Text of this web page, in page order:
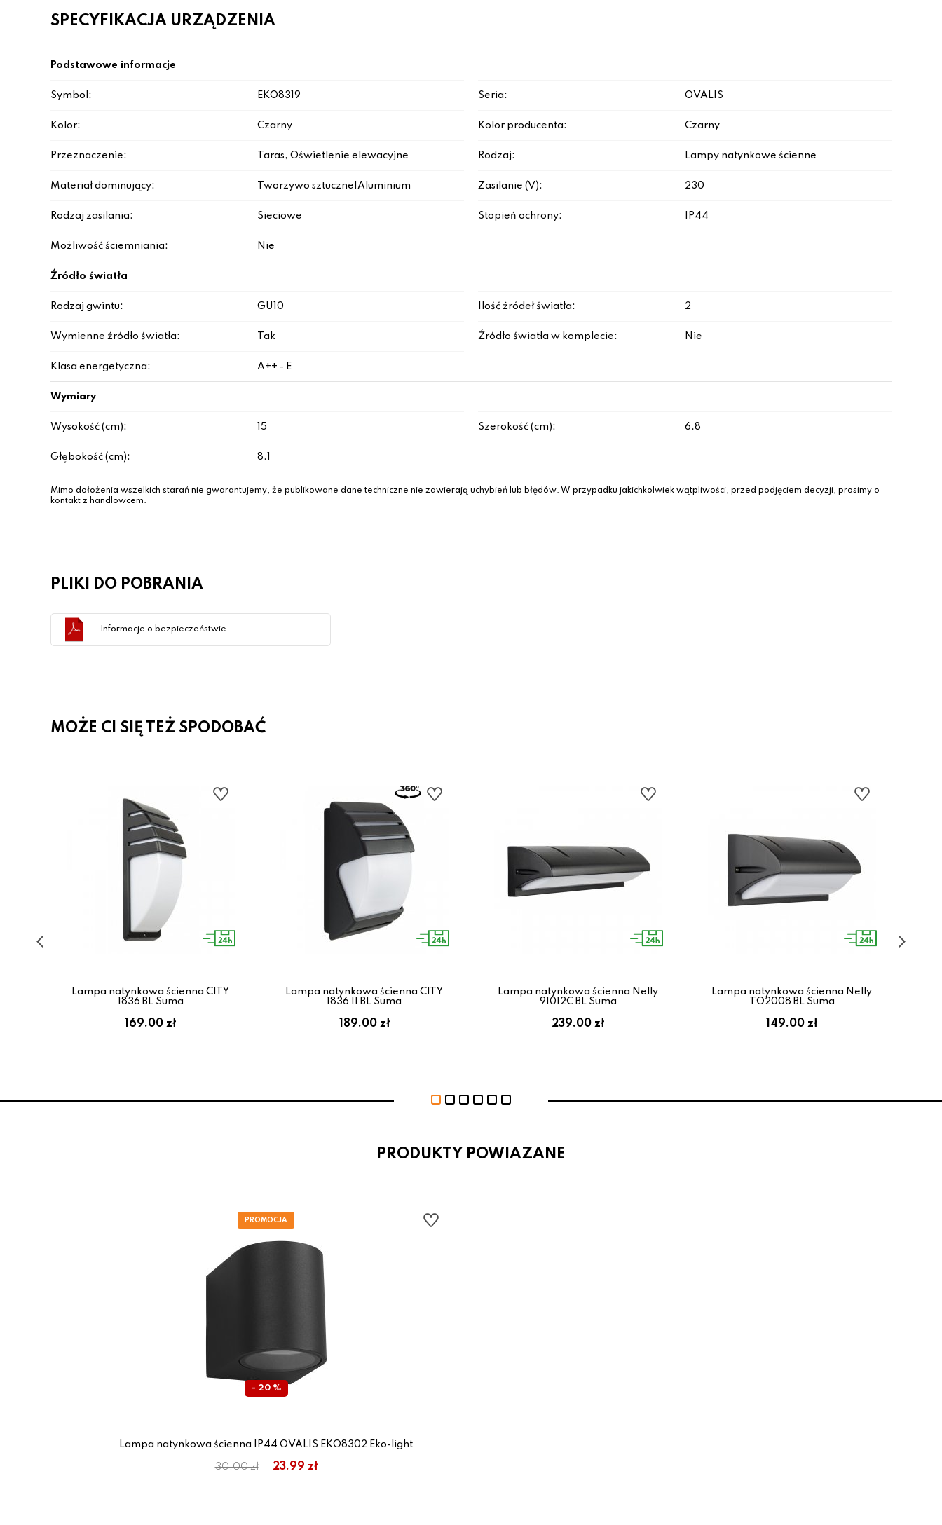
SPECYFIKACJA URZĄDZENIA
Podstawowe informacje
Symbol: EKO8319 Seria: OVALIS
Kolor: Czarny Kolor producenta: Czarny
Przeznaczenie: Taras, Oświetlenie elewacyjne Rodzaj: Lampy natynkowe ścienne
Materiał dominujący: Tworzywo sztuczne|Aluminium Zasilanie (V): 230
Rodzaj zasilania: Sieciowe Stopień ochrony: IP44
Możliwość ściemniania: Nie
Źródło światła
Rodzaj gwintu: GU10 Ilość źródeł światła: 2
Wymienne źródło światła: Tak Źródło światła w komplecie: Nie
Klasa energetyczna: A++ - E
Wymiary
Wysokość (cm): 15 Szerokość (cm): 6.8
Głębokość (cm): 8.1
Mimo dołożenia wszelkich starań nie gwarantujemy, że publikowane dane techniczne nie zawierają uchybień lub błędów. W przypadku jakichkolwiek wątpliwości, przed podjęciem decyzji, prosimy o
kontakt z handlowcem.
PLIKI DO POBRANIA
Informacje o bezpieczeństwie
MOŻE CI SIĘ TEŻ SPODOBAĆ
Lampa natynkowa ścienna CITY
1836 BL Suma
169.00 zł
Lampa natynkowa ścienna CITY
1836 II BL Suma
189.00 zł
Lampa natynkowa ścienna Nelly
91012C BL Suma
239.00 zł
Lampa natynkowa ścienna Nelly
TO2008 BL Suma
149.00 zł
PRODUKTY POWIAZANE
- 20 %
Lampa natynkowa ścienna IP44 OVALIS EKO8302 Eko-light
30.00 zł 23.99 zł